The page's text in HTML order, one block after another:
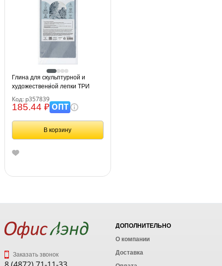
Глина для скульптурной и
художественной лепки ТРИ
самозатвердевающая
запекаемая, 1кг, вакуумный
пакет
Код: р357839
185.44 ₽ОПТ
В корзину
Заказать звонок
ДОПОЛНИТЕЛЬНО
О компании
Доставка